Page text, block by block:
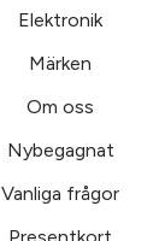
Elektronik
Märken
Om oss
Nybegagnat
Vanliga frågor